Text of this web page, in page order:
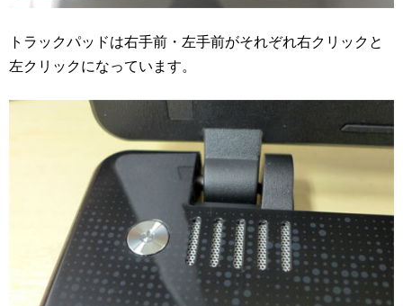
トラックパッドは右手前・左手前がそれぞれ右クリックと
左クリックになっています。